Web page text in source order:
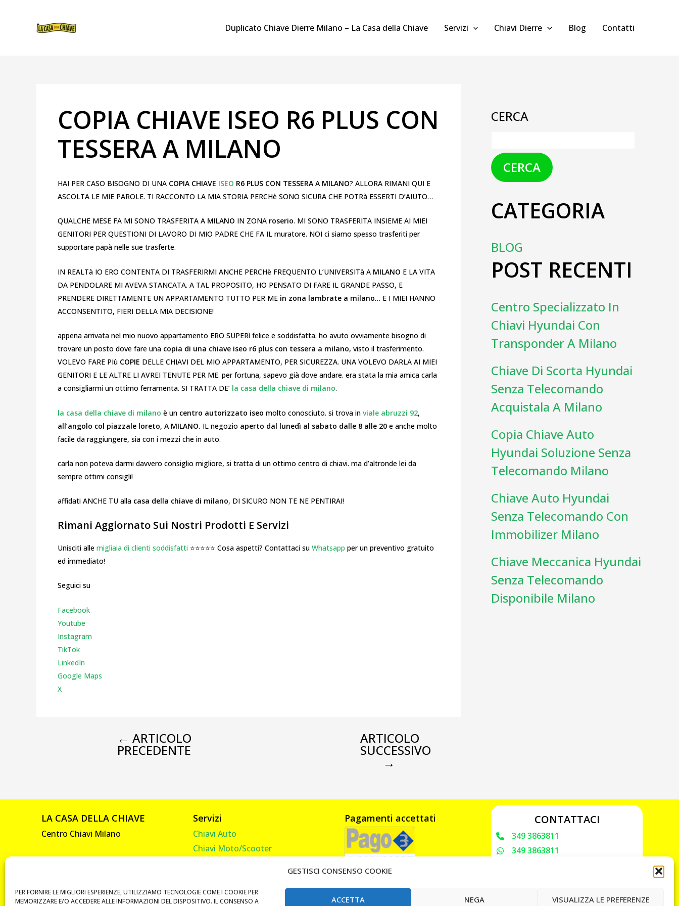
GESTISCI CONSENSO COOKIE
PER FORNIRE LE MIGLIORI ESPERIENZE, UTILIZZIAMO TECNOLOGIE COME I COOKIE PER
MEMORIZZARE E/O ACCEDERE ALLE INFORMAZIONI DEL DISPOSITIVO. IL CONSENSO A
ACCETTA NEGA VISUALIZZA LE PREFERENZE
CONTENUTO
Duplicato Chiave Dierre Milano – La Casa della Chiave Servizi Chiavi Dierre Blog Contatti
COPIA CHIAVE ISEO R6 PLUS CON
TESSERA A MILANO
HAI PER CASO BISOGNO DI UNA COPIA CHIAVE ISEO R6 PLUS CON TESSERA A MILANO? ALLORA RIMANI QUI E
ASCOLTA LE MIE PAROLE. TI RACCONTO LA MIA STORIA PERCHè SONO SICURA CHE POTRà ESSERTI D’AIUTO…
QUALCHE MESE FA MI SONO TRASFERITA A MILANO IN ZONA roserio. MI SONO TRASFERITA INSIEME AI MIEI
GENITORI PER QUESTIONI DI LAVORO DI MIO PADRE CHE FA IL muratore. NOI ci siamo spesso trasferiti per
supportare papà nelle sue trasferte.
IN REALTà IO ERO CONTENTA DI TRASFERIRMI ANCHE PERCHè FREQUENTO L’UNIVERSITà A MILANO E LA VITA
DA PENDOLARE MI AVEVA STANCATA. A TAL PROPOSITO, HO PENSATO DI FARE IL GRANDE PASSO, E
PRENDERE DIRETTAMENTE UN APPARTAMENTO TUTTO PER ME in zona lambrate a milano… E I MIEI HANNO
ACCONSENTITO, FIERI DELLA MIA DECISIONE!
appena arrivata nel mio nuovo appartamento ERO SUPERì felice e soddisfatta. ho avuto ovviamente bisogno di
trovare un posto dove fare una copia di una chiave iseo r6 plus con tessera a milano, visto il trasferimento.
VOLEVO FARE PIù COPIE DELLE CHIAVI DEL MIO APPARTAMENTO, PER SICUREZZA. UNA VOLEVO DARLA AI MIEI
GENITORI E LE ALTRE LI AVREI TENUTE PER ME. per fortuna, sapevo già dove andare. era stata la mia amica carla
a consigliarmi un ottimo ferramenta. SI TRATTA DE’ la casa della chiave di milano.
la casa della chiave di milano è un centro autorizzato iseo molto conosciuto. si trova in viale abruzzi 92,
all’angolo col piazzale loreto, A MILANO. IL negozio aperto dal lunedì al sabato dalle 8 alle 20 e anche molto
facile da raggiungere, sia con i mezzi che in auto.
carla non poteva darmi davvero consiglio migliore, si tratta di un ottimo centro di chiavi. ma d’altronde lei da
sempre ottimi consigli!
affidati ANCHE TU alla casa della chiave di milano, DI SICURO NON TE NE PENTIRAI!
Rimani Aggiornato Sui Nostri Prodotti E Servizi
Unisciti alle migliaia di clienti soddisfatti ⭐⭐⭐⭐⭐ Cosa aspetti? Contattaci su Whatsapp per un preventivo gratuito
ed immediato!
Seguici su
Facebook
Youtube
Instagram
TikTok
LinkedIn
Google Maps
X
← ARTICOLO
PRECEDENTE
ARTICOLO
SUCCESSIVO
→
CERCA
CERCA
CATEGORIA
BLOG
POST RECENTI
Centro Specializzato In
Chiavi Hyundai Con
Transponder A Milano
Chiave Di Scorta Hyundai
Senza Telecomando
Acquistala A Milano
Copia Chiave Auto
Hyundai Soluzione Senza
Telecomando Milano
Chiave Auto Hyundai
Senza Telecomando Con
Immobilizer Milano
Chiave Meccanica Hyundai
Senza Telecomando
Disponibile Milano
LA CASA DELLA CHIAVE
Centro Chiavi Milano
P. IVA 10585330961
Servizi
Chiavi Auto
Chiavi Moto/Scooter
Telecomandi Cancello
Pagamenti accettati CONTATTACI
349 3863811
349 3863811